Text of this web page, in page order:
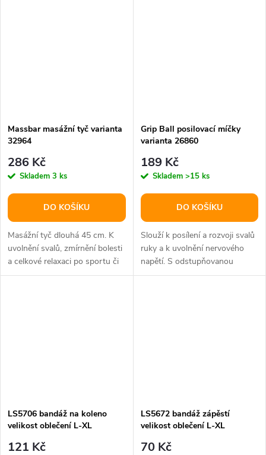
Massbar masážní tyč varianta
32964
286 Kč
Skladem 3 ks
DO KOŠÍKU
Masážní tyč dlouhá 45 cm. K
uvolnění svalů, zmírnění bolesti
a celkové relaxaci po sportu či
náročném dni.
Grip Ball posilovací míčky
varianta 26860
189 Kč
Skladem >15 ks
DO KOŠÍKU
Slouží k posílení a rozvoji svalů
ruky a k uvolnění nervového
napětí. S odstupňovanou
tuhostí a texturovaným...
LS5706 bandáž na koleno
velikost oblečení L-XL
121 Kč
LS5672 bandáž zápěstí
velikost oblečení L-XL
70 Kč